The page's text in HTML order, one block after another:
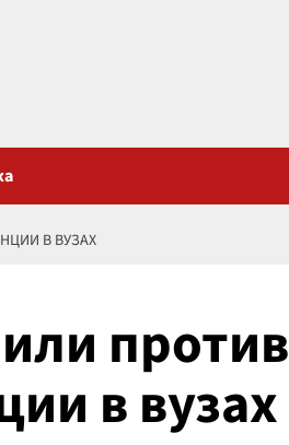
В ВУЗАХ
против
в вузах